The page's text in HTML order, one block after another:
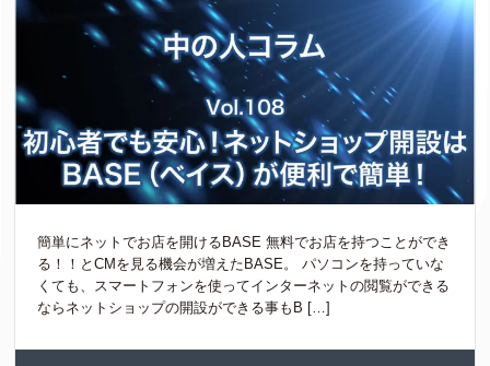
簡単にネットでお店を開けるBASE 無料でお店を持つことができ
る！！とCMを見る機会が増えたBASE。 パソコンを持っていな
くても、スマートフォンを使ってインターネットの閲覧ができる
ならネットショップの開設ができる事もB […]